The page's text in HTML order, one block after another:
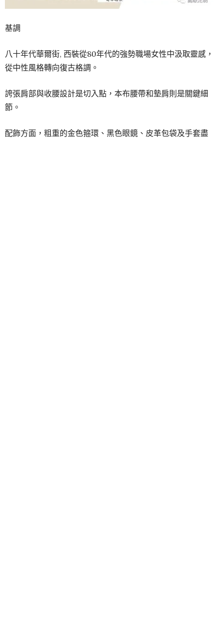
基調
八十年代華爾街, 西裝從80年代的強勢職場女性中汲取靈感，
從中性風格轉向復古格調。
誇張肩部與收腰設計是切入點，本布腰帶和墊肩則是關鍵細
節。
配飾方面，粗重的金色箍環、黑色眼鏡、皮革包袋及手套盡